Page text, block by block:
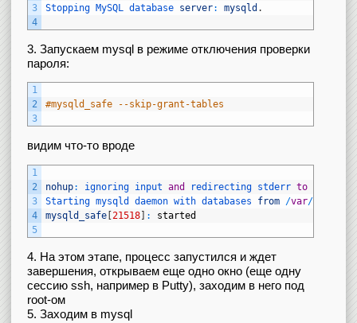
3
4
Stopping MySQL database server: mysqld .
3. Запускаем mysql в режиме отключения проверки
пароля:
1
2
3
#mysqld_safe --skip-grant-tables
видим что-то вроде
1
2
3
4
5
nohup: ignoring input and redirecting stderr to
Starting mysqld daemon with databases from /var/lib
mysqld_safe[ 21518] : started
4. На этом этапе, процесс запустился и ждет
завершения, открываем еще одно окно (еще одну
сессию ssh, например в Putty), заходим в него под
root-ом
5. Заходим в mysql